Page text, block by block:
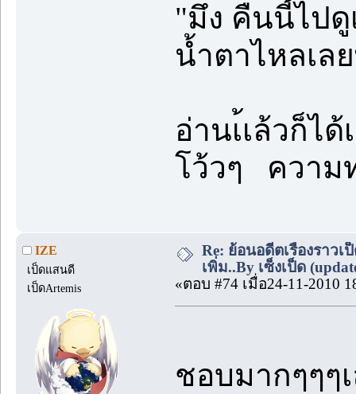
"มึง คืนนี้ไป
น้ำตาไหลเล
อ่านเ้เล้วก็ไ
โว้วๆ ควา
IZE
เป็ดแสนดี
เป็ดArtemis
Re: ย้อนอดีตเรื่องราวเ
เพิ่ม..By เซ็งเป็ด
«ตอบ #74 เมื่อ24-11-2010
ชอบมากๆๆๆ